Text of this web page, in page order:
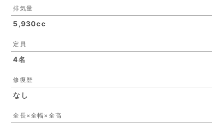
排気量
5,930cc
定員
4名
修復歴
なし
全長×全幅×全高